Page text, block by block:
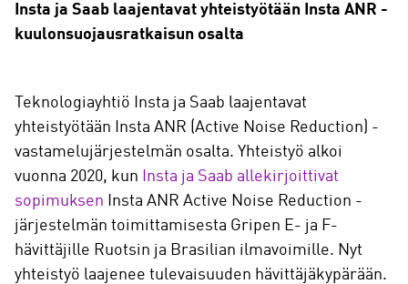
Insta ja Saab laajentavat yhteistyötään Insta ANR -
kuulonsuojausratkaisun osalta
Teknologiayhtiö Insta ja Saab laajentavat
yhteistyötään Insta ANR (Active Noise Reduction) -
vastamelujärjestelmän osalta. Yhteistyö alkoi
vuonna 2020, kun
Insta ja Saab allekirjoittivat
sopimuksen Insta ANR Active Noise Reduction -
järjestelmän toimittamisesta Gripen E- ja F-
hävittäjille Ruotsin ja Brasilian ilmavoimille. Nyt
yhteistyö laajenee tulevaisuuden hävittäjäkypärään.